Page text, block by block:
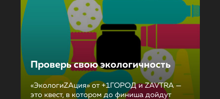
Проверь свою экологичность
«ЭкологиZAция» от +1ГОРОД и ZAVTRA —
это квест, в котором до финиша дойдут